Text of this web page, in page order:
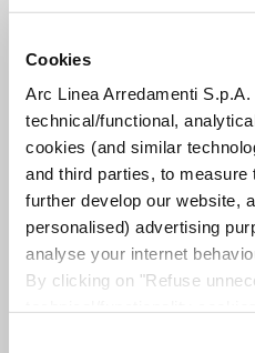
Cookies
Arc Linea Arredamenti
technical/functional,
cookies (and similar
and third parties, to
further develop our website,
personalised) advertising
analyse your internet
By clicking on "Refuse
En acier inox et inox Vintage, avec